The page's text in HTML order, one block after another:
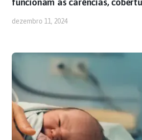
dezembro 11, 2024